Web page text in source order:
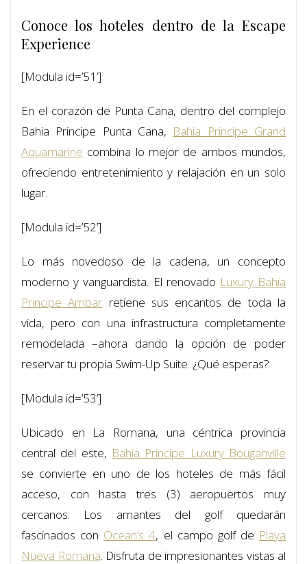
Conoce los hoteles dentro de la Escape
Experience
[Modula id=’51’]
En el corazón de Punta Cana, dentro del complejo
Bahia Principe Punta Cana, Bahia Principe Grand
Aquamarine combina lo mejor de ambos mundos,
ofreciendo entretenimiento y relajación en un solo
lugar.
[Modula id=’52’]
Lo más novedoso de la cadena, un concepto
moderno y vanguardista. El renovado Luxury Bahia
Principe Ambar retiene sus encantos de toda la
vida, pero con una infrastructura completamente
remodelada –ahora dando la opción de poder
reservar tu propia Swim-Up Suite. ¿Qué esperas?
[Modula id=’53’]
Ubicado en La Romana, una céntrica provincia
central del este, Bahia Principe Luxury Bouganville
se convierte en uno de los hoteles de más fácil
acceso, con hasta tres (3) aeropuertos muy
cercanos. Los amantes del golf quedarán
fascinados con Ocean’s 4, el campo golf de Playa
Nueva Romana. Disfruta de impresionantes vistas al